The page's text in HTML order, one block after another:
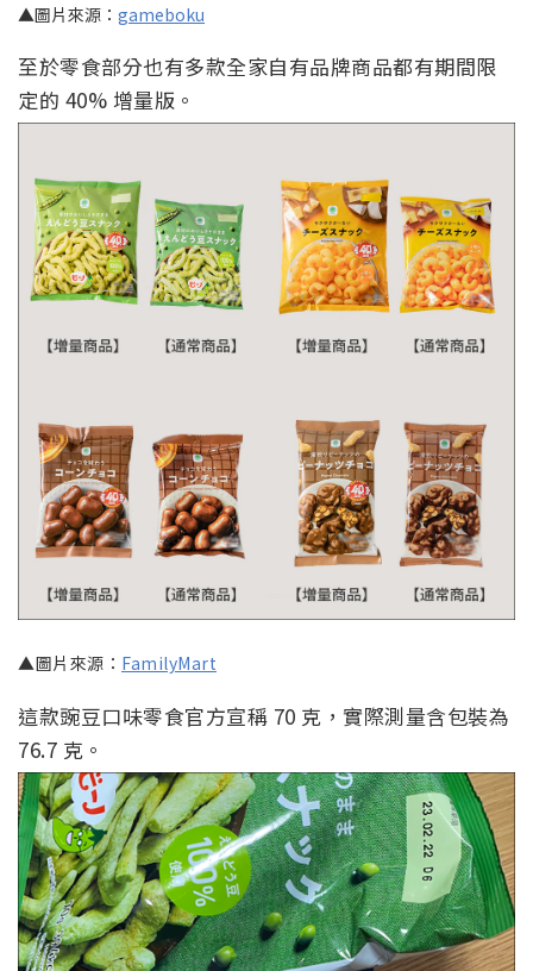
▲圖片來源： gameboku
至於零食部分也有多款全家自有品牌商品都有期間限
定的 40% 增量版。
▲圖片來源： FamilyMart
這款豌豆口味零食官方宣稱 70 克，實際測量含包裝為
76.7 克。